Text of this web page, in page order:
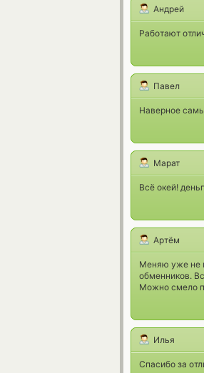
Андрей
Работают
Павел
Наверное
Марат
Всё окей!
Артём
Меняю уже не
обменников.
Можно смело
Илья
Спасибо за